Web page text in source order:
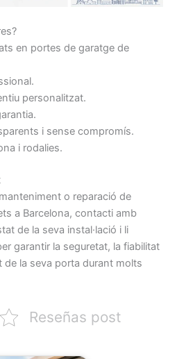
en portes de garatge de
personalitzat.
i sense compromís.
i rodalies.
o reparació de
a Barcelona, contacti amb
de la seva instal·lació i li
garantir la seguretat, la fiabilitat
de la seva porta durant molts
Reseñas post